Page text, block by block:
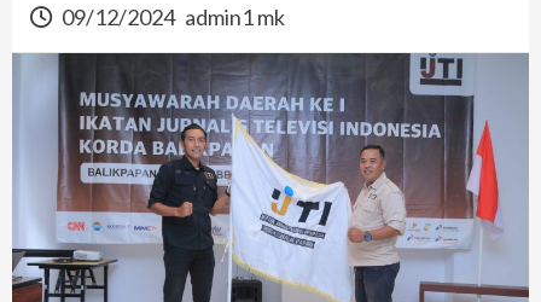
09/12/2024 admin1 mk